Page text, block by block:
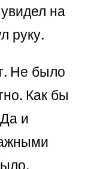
на
руку.
Не было
Как бы
и